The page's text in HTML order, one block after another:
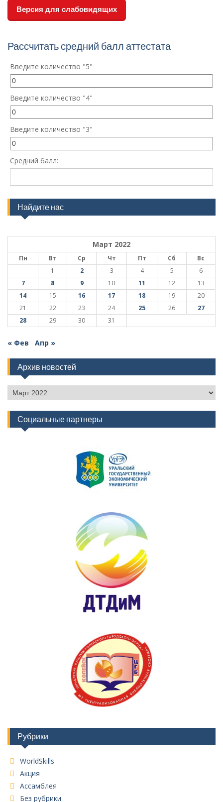
Версия для слабовидящих
Рассчитать средний балл аттестата
Введите количество "5"
Введите количество "4"
Введите количество "3"
Средний балл:
Найдите нас
Март 2022
Пн Вт Ср Чт Пт Сб
Вс
1
2 3 4 5
6
7
8 9 10 11 12
13
14
15 16 17 18 19
20
21
22 23 24 25 26
27
28
29 30 31
« Фев Апр »
Архив новостей
Архив
новостей
Социальные партнеры
Рубрики
WorldSkills
Акция
Ассамблея
Без рубрики